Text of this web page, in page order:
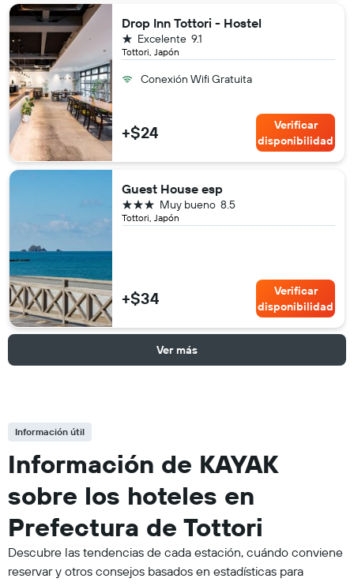
Drop Inn Tottori - Hostel
Tottori, Japón
9.1
Excelente
1 estrella
Conexión Wifi Gratuita
+$24
Verificar
disponibilidad
Guest House esp
Tottori, Japón
8.5
Muy bueno
3 estrellas
+$34
Verificar
disponibilidad
Ver más
Información útil
Información de KAYAK
sobre los hoteles en
Prefectura de Tottori
Descubre las tendencias de cada estación, cuándo conviene
reservar y otros consejos basados en estadísticas para